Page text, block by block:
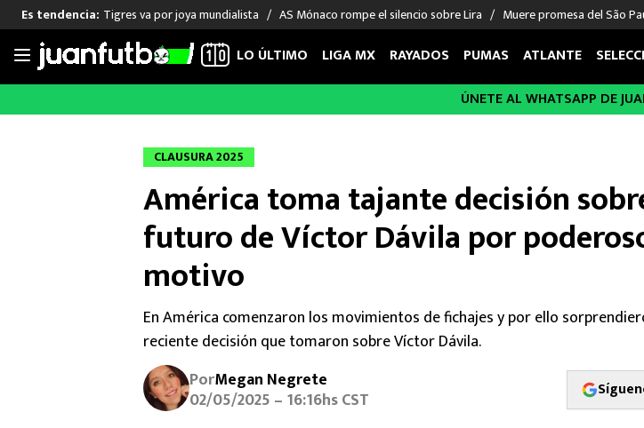
Saltar
Es tendencia: Tigres va por joya mundialista AS Mónaco rompe el silencio sobre Lira Muere promesa del São
LIGA MX
Chivas de Guadalajara
Liga MX Femenil
FUT INTERNACIONAL
Las Noticias
Selección Mexicana
Champions League
Europa League
Real Madrid
Barcelona
MEXICANOS EN EL EXTRANJERO
Memo Ochoa
Chino Huerta
Edson Álvarez
FIGURAS
Sergio Ramos
Giorgos
André Jardine
LO ÚLTIMO LIGA MX RAYADOS PUMAS ATLANTE
ÚNETE AL WHATSAPP DE
CLAUSURA 2025
América toma tajante decisión
futuro de Víctor Dávila por
motivo
En América comenzaron los movimientos de fichajes y por ello
reciente decisión que tomaron sobre Víctor Dávila.
PorMegan Negrete
02/05/2025 – 16:16hs CST